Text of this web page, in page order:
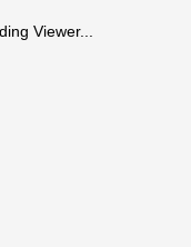
Viewer...